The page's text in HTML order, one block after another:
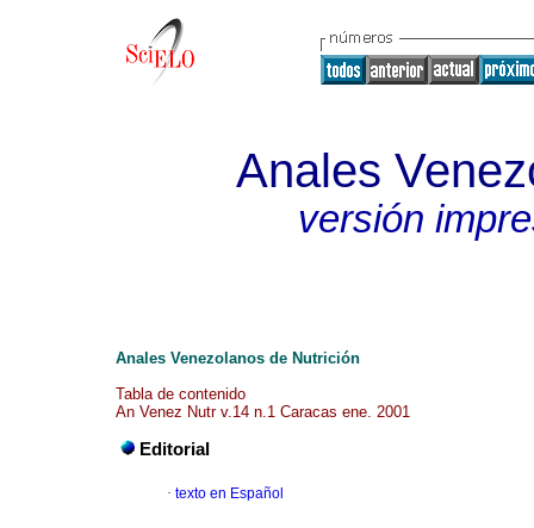
Anales
versión
Anales Venezolanos de Nutrición
Tabla de contenido
An Venez Nutr v.14 n.1 Caracas ene. 2001
Editorial
· texto en Español